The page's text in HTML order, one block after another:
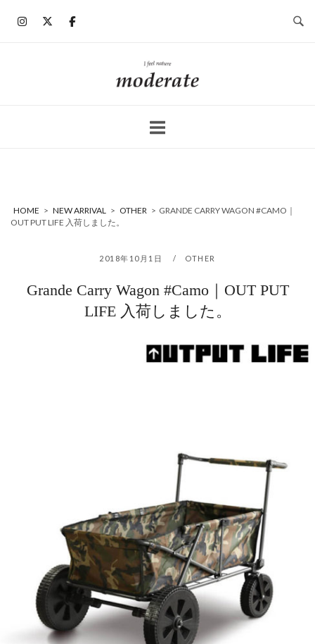
ホ
ー
HOME > NEW ARRIVAL > OTHER > GRANDE CARRY WAGON #CAMO｜
OUT PUT LIFE 入荷しました。
2018年10月1日 OTHER
Grande Carry Wagon #Camo｜OUT PUT
LIFE 入荷しました。